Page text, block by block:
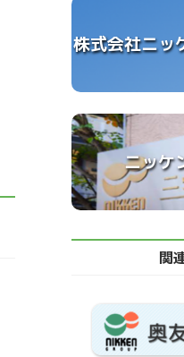
株式会社ニッ
ニッケ
関